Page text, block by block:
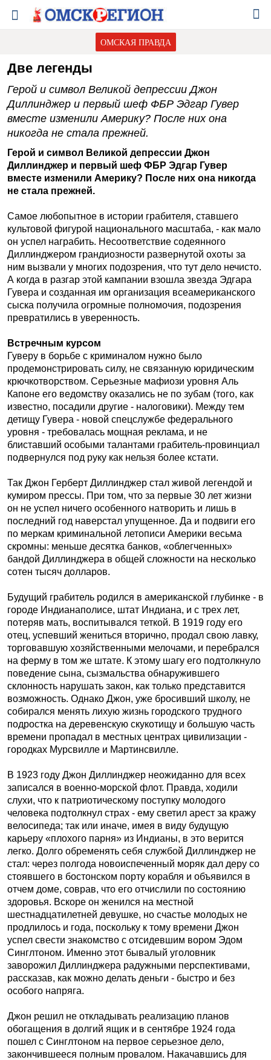
ОМСКАЯ ПРАВДА
Две легенды
Герой и символ Великой депрессии Джон
Диллинджер и первый шеф ФБР Эдгар Гувер
вместе изменили Америку? После них она
никогда не стала прежней.
Герой и символ Великой депрессии Джон
Диллинджер и первый шеф ФБР Эдгар Гувер
вместе изменили Америку? После них она никогда
не стала прежней.
Самое любопытное в истории грабителя, ставшего
культовой фигурой национального масштаба, - как мало
он успел награбить. Несоответствие содеянного
Диллинджером грандиозности развернутой охоты за
ним вызвали у многих подозрения, что тут дело нечисто.
А когда в разгар этой кампании взошла звезда Эдгара
Гувера и созданная им организация всеамериканского
сыска получила огромные полномочия, подозрения
превратились в уверенность.
Встречным курсом
Гуверу в борьбе с криминалом нужно было
продемонстрировать силу, не связанную юридическим
крючкотворством. Серьезные мафиози уровня Аль
Капоне его ведомству оказались не по зубам (того, как
известно, посадили другие - налоговики). Между тем
детищу Гувера - новой спецслужбе федерального
уровня - требовалась мощная реклама, и не
блиставший особыми талантами грабитель-провинциал
подвернулся под руку как нельзя более кстати.
Так Джон Герберт Диллинджер стал живой легендой и
кумиром прессы. При том, что за первые 30 лет жизни
он не успел ничего особенного натворить и лишь в
последний год наверстал упущенное. Да и подвиги его
по меркам криминальной летописи Америки весьма
скромны: меньше десятка банков, «облегченных»
бандой Диллинджера в общей сложности на несколько
сотен тысяч долларов.
Будущий грабитель родился в американской глубинке - в
городе Индианаполисе, штат Индиана, и с трех лет,
потеряв мать, воспитывался теткой. В 1919 году его
отец, успевший жениться вторично, продал свою лавку,
торговавшую хозяйственными мелочами, и перебрался
на ферму в том же штате. К этому шагу его подтолкнуло
поведение сына, сызмальства обнаружившего
склонность нарушать закон, как только представится
возможность. Однако Джон, уже бросивший школу, не
собирался менять лихую жизнь городского трудного
подростка на деревенскую скукотищу и большую часть
времени пропадал в местных центрах цивилизации -
городках Мурсвилле и Мартинсвилле.
В 1923 году Джон Диллинджер неожиданно для всех
записался в военно-морской флот. Правда, ходили
слухи, что к патриотическому поступку молодого
человека подтолкнул страх - ему светил арест за кражу
велосипеда; так или иначе, имея в виду будущую
карьеру «плохого парня» из Индианы, в это верится
легко. Долго обременять себя службой Диллинджер не
стал: через полгода новоиспеченный моряк дал деру со
стоявшего в бостонском порту корабля и объявился в
отчем доме, соврав, что его отчислили по состоянию
здоровья. Вскоре он женился на местной
шестнадцатилетней девушке, но счастье молодых не
продлилось и года, поскольку к тому времени Джон
успел свести знакомство с отсидевшим вором Эдом
Синглтоном. Именно этот бывалый уголовник
заворожил Диллинджера радужными перспективами,
рассказав, как можно делать деньги - быстро и без
особого напряга.
Джон решил не откладывать реализацию планов
обогащения в долгий ящик и в сентябре 1924 года
пошел с Синглтоном на первое серьезное дело,
закончившееся полным провалом. Накачавшись для